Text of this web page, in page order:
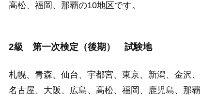
高松、福岡、那覇の10地区です。
2級 第一次検定（後期） 試験地
札幌、青森、仙台、宇都宮、東京、新潟、金沢、
名古屋、大阪、広島、高松、福岡、鹿児島、那覇